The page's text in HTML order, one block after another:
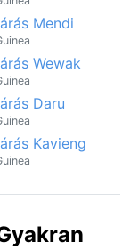
Mendi
Wewak
Daru
Kavieng